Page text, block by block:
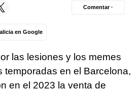
en Google
Comentar ·
las lesiones y los memes
temporadas en el Barcelona,
en el 2023 la venta de